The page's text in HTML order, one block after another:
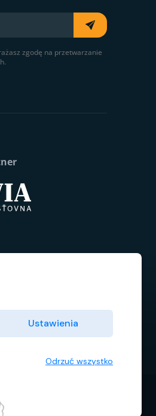
zgodę na przetwarzanie
Ustawienia
Odrzuć wszystko